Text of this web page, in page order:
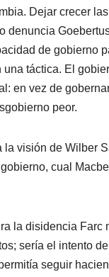
Dejar crecer
denuncia
de gobierno
una táctica. El
en vez de
peor.
la visión de Wilber
cual
la disidencia Farc
sería el intento
seguir